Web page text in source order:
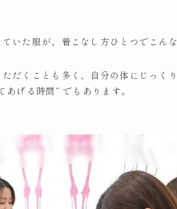
ていた服が、着こなし方ひとつでこ
だくことも多く、自分の体にじっく
あげる時間” でもあります。